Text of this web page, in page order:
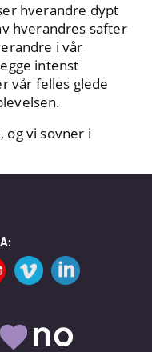
hverandre dypt
hverandres safter
i vår
intenst
vår felles glede
og vi sovner i